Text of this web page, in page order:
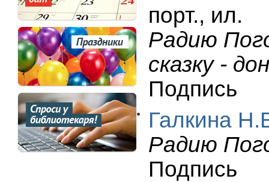
порт., ил.
Радию
сказку -
Подпись
Галкина
Радию
Подпись